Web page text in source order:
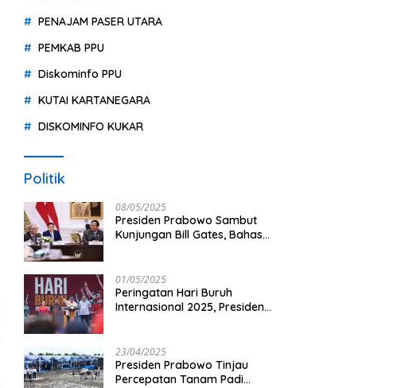
PENAJAM PASER UTARA
PEMKAB PPU
Diskominfo PPU
KUTAI KARTANEGARA
DISKOMINFO KUKAR
Politik
08/05/2025
Presiden Prabowo Sambut
Kunjungan Bill Gates, Bahas
Pertanian di Indonesia
01/05/2025
Peringatan Hari Buruh
Internasional 2025, Presiden
23/04/2025
Presiden Prabowo Tinjau
Percepatan Tanam Padi